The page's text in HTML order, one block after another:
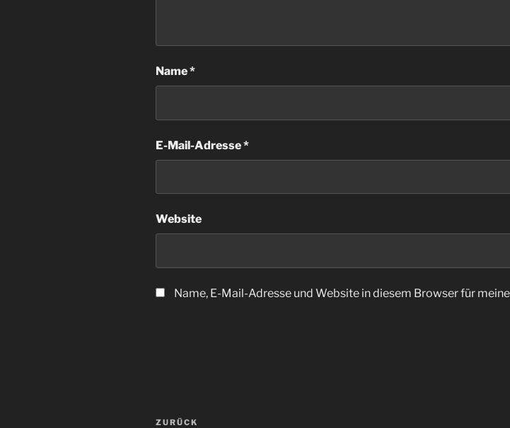
Name*
E-Mail-Adresse*
Website
Name, E-Mail-Adresse und Website in diesem Browser für
Beitragsnavigation
Vorheriger
ZURÜCK